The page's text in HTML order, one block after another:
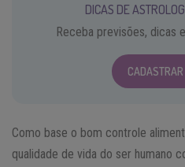
DICAS DE
Receba previsões, dicas
Como base o bom controle
qualidade de vida do ser humano